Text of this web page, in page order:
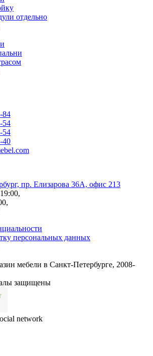
отдельно
84
54
54
40
пр. Елизарова 36А, офис 213
персональных данных
мебели в Санкт-Петербурге, 2008-
защищены